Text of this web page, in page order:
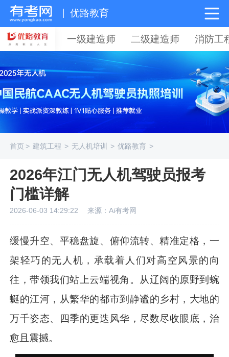
优路教育
一级建造师 二级建造师 消防工
首页> 建筑工程 > 无人机培训 > 优路教育 >
2026年江门无人机驾驶员报考
门槛详解
2026-06-03 14:29:22 来源：Ai有考网
缓慢升空、平稳盘旋、俯仰流转、精准定格，一
架轻巧的无人机，承载着人们对高空风景的向
往，带领我们站上云端视角。从辽阔的原野到蜿
蜒的江河，从繁华的都市到静谧的乡村，大地的
万千姿态、四季的更迭风华，尽数尽收眼底，治
愈且震撼。